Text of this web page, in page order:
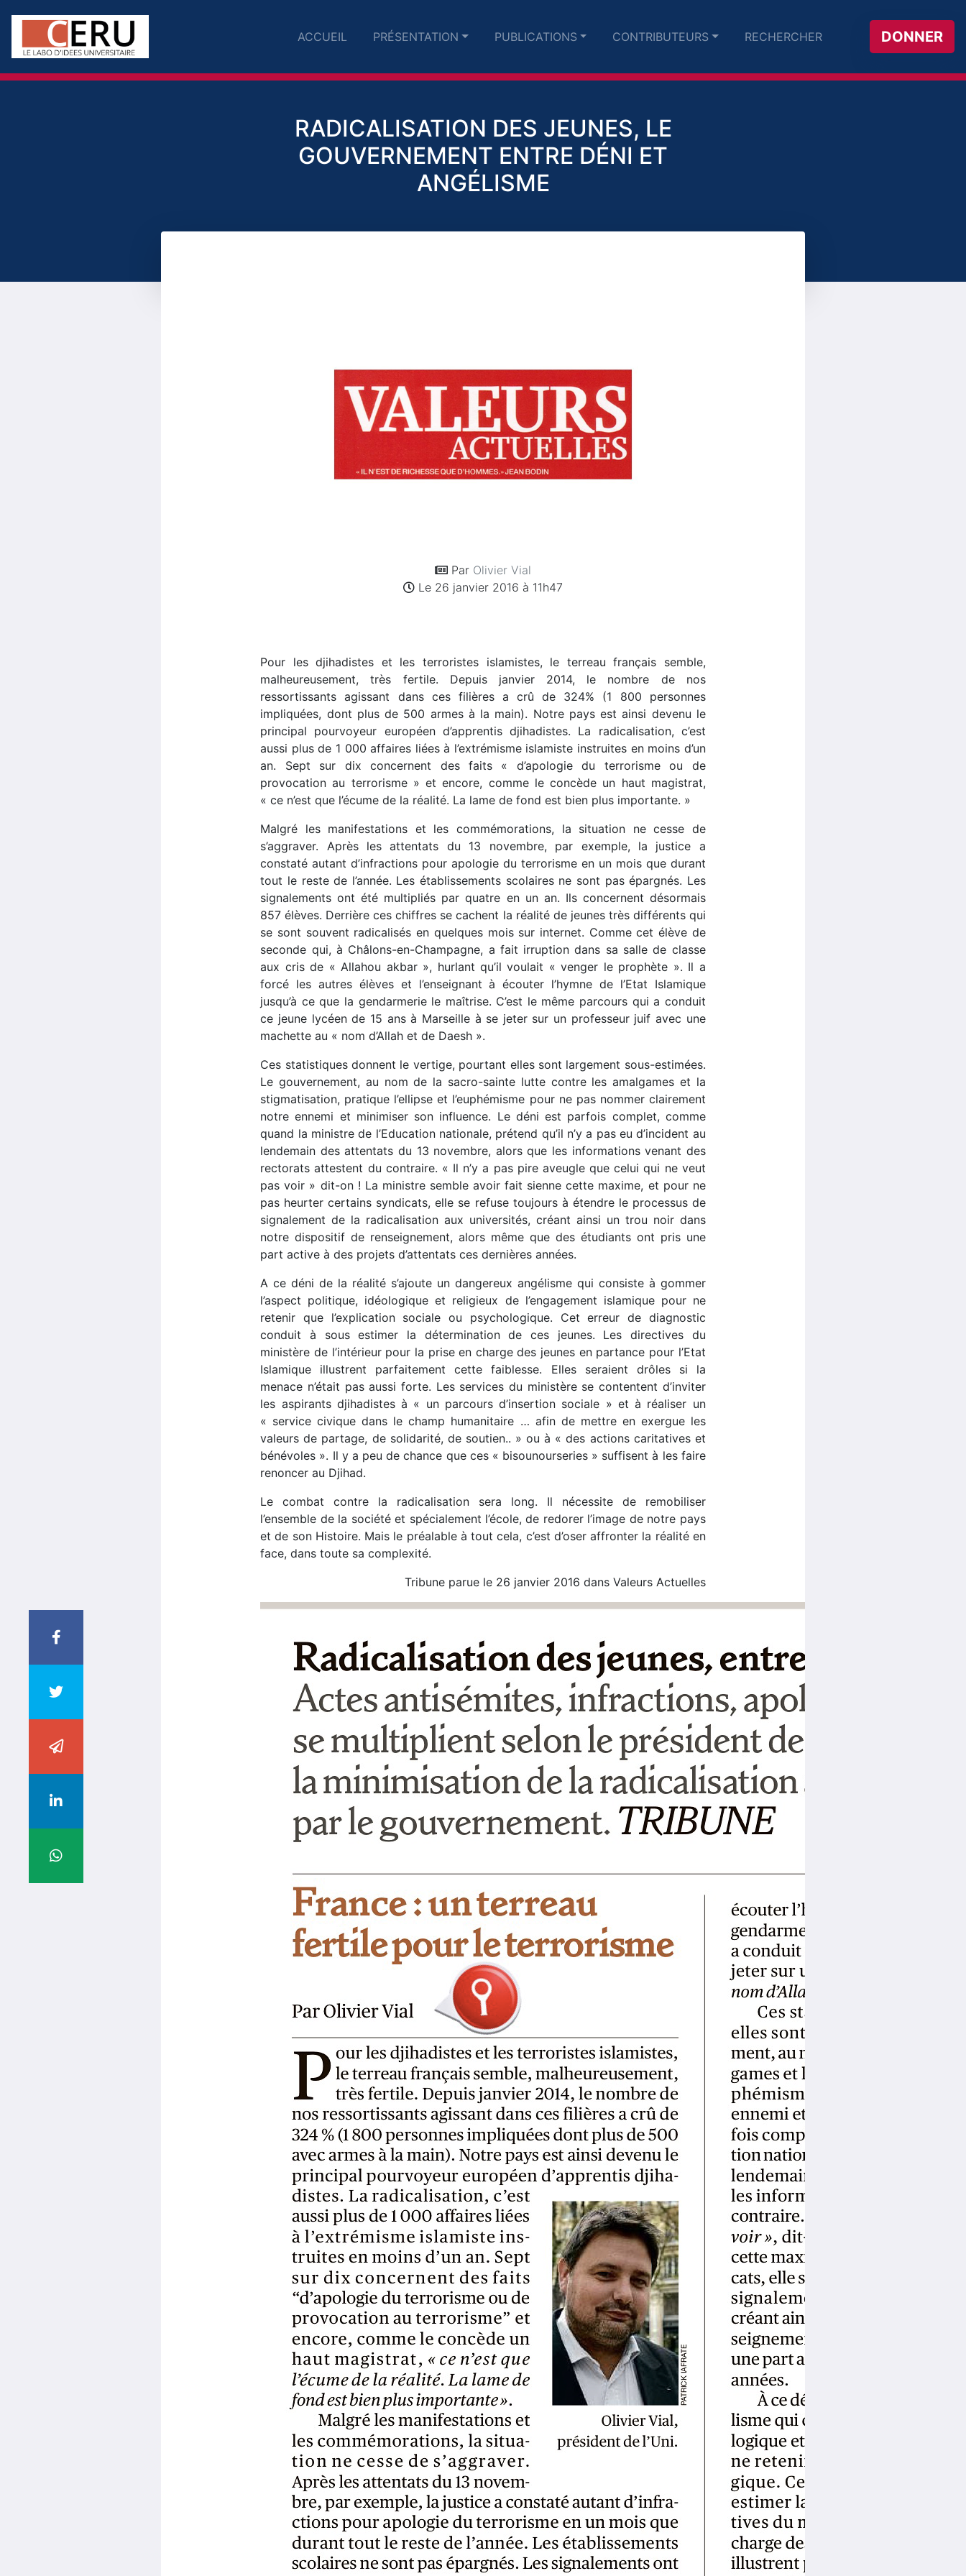
ACCUEIL PRÉSENTATION PUBLICATIONS CONTRIBUTEURS RECHERCHER DONNER
RADICALISATION DES JEUNES, LE
GOUVERNEMENT ENTRE DÉNI ET
ANGÉLISME
Par Olivier Vial
Le 26 janvier 2016 à 11h47
Pour les djihadistes et les terroristes islamistes, le terreau français semble,
malheureusement, très fertile. Depuis janvier 2014, le nombre de nos
ressortissants agissant dans ces filières a crû de 324% (1 800 personnes
impliquées, dont plus de 500 armes à la main). Notre pays est ainsi devenu le
principal pourvoyeur européen d’apprentis djihadistes. La radicalisation, c’est
aussi plus de 1 000 affaires liées à l’extrémisme islamiste instruites en moins d’un
an. Sept sur dix concernent des faits « d’apologie du terrorisme ou de
provocation au terrorisme » et encore, comme le concède un haut magistrat,
« ce n’est que l’écume de la réalité. La lame de fond est bien plus importante. »
Malgré les manifestations et les commémorations, la situation ne cesse de
s’aggraver. Après les attentats du 13 novembre, par exemple, la justice a
constaté autant d’infractions pour apologie du terrorisme en un mois que durant
tout le reste de l’année. Les établissements scolaires ne sont pas épargnés. Les
signalements ont été multipliés par quatre en un an. Ils concernent désormais
857 élèves. Derrière ces chiffres se cachent la réalité de jeunes très différents qui
se sont souvent radicalisés en quelques mois sur internet. Comme cet élève de
seconde qui, à Châlons-en-Champagne, a fait irruption dans sa salle de classe
aux cris de « Allahou akbar », hurlant qu’il voulait « venger le prophète ». Il a
forcé les autres élèves et l’enseignant à écouter l’hymne de l’Etat Islamique
jusqu’à ce que la gendarmerie le maîtrise. C’est le même parcours qui a conduit
ce jeune lycéen de 15 ans à Marseille à se jeter sur un professeur juif avec une
machette au « nom d’Allah et de Daesh ».
Ces statistiques donnent le vertige, pourtant elles sont largement sous-estimées.
Le gouvernement, au nom de la sacro-sainte lutte contre les amalgames et la
stigmatisation, pratique l’ellipse et l’euphémisme pour ne pas nommer clairement
notre ennemi et minimiser son influence. Le déni est parfois complet, comme
quand la ministre de l’Education nationale, prétend qu’il n’y a pas eu d’incident au
lendemain des attentats du 13 novembre, alors que les informations venant des
rectorats attestent du contraire. « Il n’y a pas pire aveugle que celui qui ne veut
pas voir » dit-on ! La ministre semble avoir fait sienne cette maxime, et pour ne
pas heurter certains syndicats, elle se refuse toujours à étendre le processus de
signalement de la radicalisation aux universités, créant ainsi un trou noir dans
notre dispositif de renseignement, alors même que des étudiants ont pris une
part active à des projets d’attentats ces dernières années.
A ce déni de la réalité s’ajoute un dangereux angélisme qui consiste à gommer
l’aspect politique, idéologique et religieux de l’engagement islamique pour ne
retenir que l’explication sociale ou psychologique. Cet erreur de diagnostic
conduit à sous estimer la détermination de ces jeunes. Les directives du
ministère de l’intérieur pour la prise en charge des jeunes en partance pour l’Etat
Islamique illustrent parfaitement cette faiblesse. Elles seraient drôles si la
menace n’était pas aussi forte. Les services du ministère se contentent d’inviter
les aspirants djihadistes à « un parcours d’insertion sociale » et à réaliser un
« service civique dans le champ humanitaire … afin de mettre en exergue les
valeurs de partage, de solidarité, de soutien.. » ou à « des actions caritatives et
bénévoles ». Il y a peu de chance que ces « bisounourseries » suffisent à les faire
renoncer au Djihad.
Le combat contre la radicalisation sera long. Il nécessite de remobiliser
l’ensemble de la société et spécialement l’école, de redorer l’image de notre pays
et de son Histoire. Mais le préalable à tout cela, c’est d’oser affronter la réalité en
face, dans toute sa complexité.
Tribune parue le 26 janvier 2016 dans Valeurs Actuelles